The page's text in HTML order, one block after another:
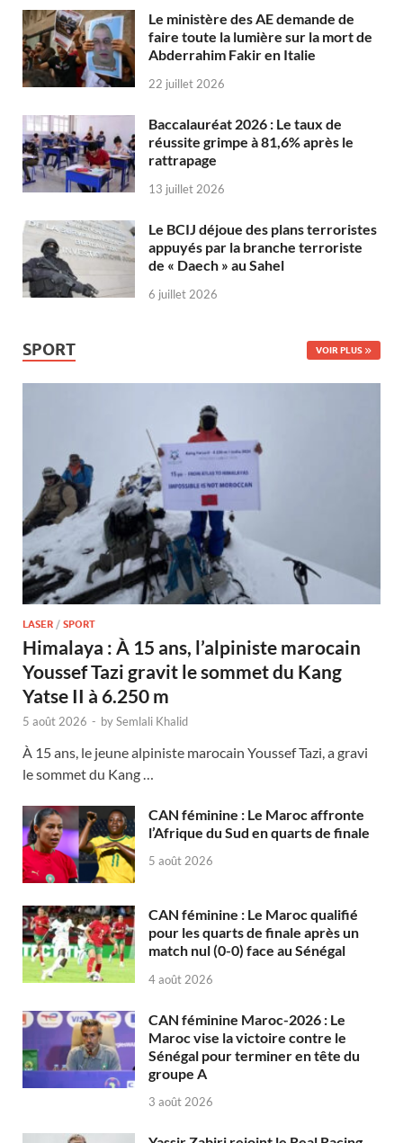
Le ministère des AE demande de
faire toute la lumière sur la mort de
Abderrahim Fakir en Italie
22 juillet 2026
Baccalauréat 2026 : Le taux de
réussite grimpe à 81,6% après le
rattrapage
13 juillet 2026
Le BCIJ déjoue des plans terroristes
appuyés par la branche terroriste
de « Daech » au Sahel
6 juillet 2026
SPORT VOIR PLUS
LASER / SPORT
Himalaya : À 15 ans, l’alpiniste marocain
Youssef Tazi gravit le sommet du Kang
Yatse II à 6.250 m
5 août 2026 - bySemlali Khalid
À 15 ans, le jeune alpiniste marocain Youssef Tazi, a gravi
le sommet du Kang …
CAN féminine : Le Maroc affronte
l’Afrique du Sud en quarts de finale
5 août 2026
CAN féminine : Le Maroc qualifié
pour les quarts de finale après un
match nul (0-0) face au Sénégal
4 août 2026
CAN féminine Maroc-2026 : Le
Maroc vise la victoire contre le
Sénégal pour terminer en tête du
groupe A
3 août 2026